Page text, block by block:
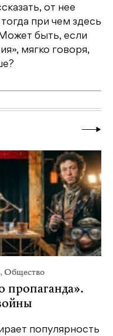
от нее
при чем здесь
быть, если
мягко говоря,
,Общество
пропаганда».
популярность